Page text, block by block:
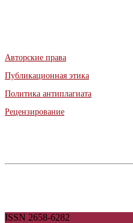
Авторские права
Публикационная этика
Политика антиплагиата
Рецензирование
ISSN 2658-6282